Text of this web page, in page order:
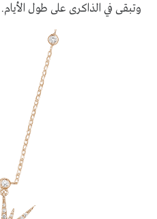
وتبقى في الذاكرى على طول الأيام.